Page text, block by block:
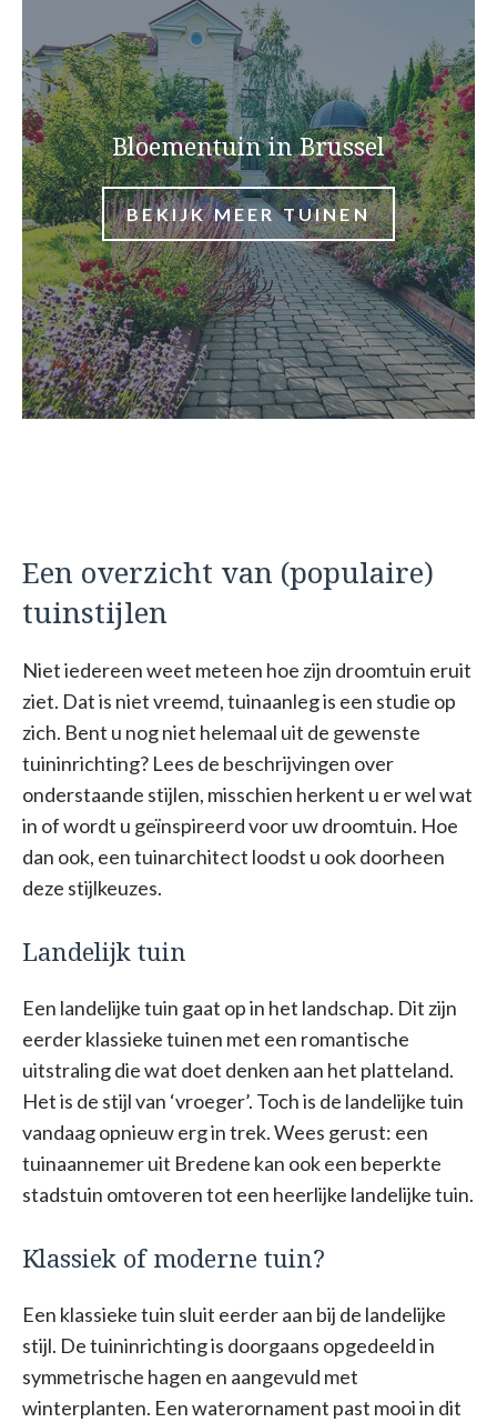
Bloementuin in Brussel
BEKIJK MEER TUINEN
Een overzicht van (populaire)
tuinstijlen
Niet iedereen weet meteen hoe zijn droomtuin eruit
ziet. Dat is niet vreemd, tuinaanleg is een studie op
zich. Bent u nog niet helemaal uit de gewenste
tuininrichting? Lees de beschrijvingen over
onderstaande stijlen, misschien herkent u er wel wat
in of wordt u geïnspireerd voor uw droomtuin. Hoe
dan ook, een tuinarchitect loodst u ook doorheen
deze stijlkeuzes.
Landelijk tuin
Een landelijke tuin gaat op in het landschap. Dit zijn
eerder klassieke tuinen met een romantische
uitstraling die wat doet denken aan het platteland.
Het is de stijl van ‘vroeger’. Toch is de landelijke tuin
vandaag opnieuw erg in trek. Wees gerust: een
tuinaannemer uit Bredene kan ook een beperkte
stadstuin omtoveren tot een heerlijke landelijke tuin.
Klassiek of moderne tuin?
Een klassieke tuin sluit eerder aan bij de landelijke
stijl. De tuininrichting is doorgaans opgedeeld in
symmetrische hagen en aangevuld met
winterplanten. Een waterornament past mooi in dit